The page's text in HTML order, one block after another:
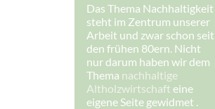
s
e
:
Das Thema Nachhaltigkeit
steht im Zentrum unserer
Arbeit und zwar schon seit
den frühen 80ern. Nicht
nur darum haben wir dem
Thema nachhaltige
Altholzwirtschaft eine
eigene Seite gewidmet .